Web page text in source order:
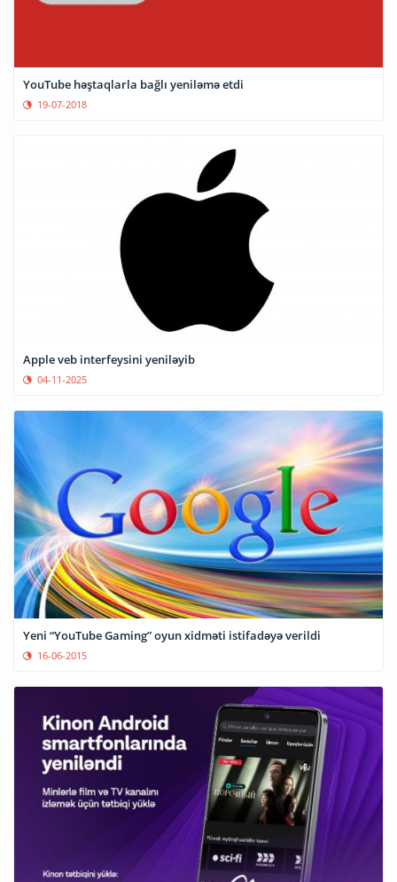
YouTube həştaqlarla bağlı yeniləmə etdi
19-07-2018
Apple veb interfeysini yeniləyib
04-11-2025
Yeni “YouTube Gaming” oyun xidməti istifadəyə verildi
16-06-2015